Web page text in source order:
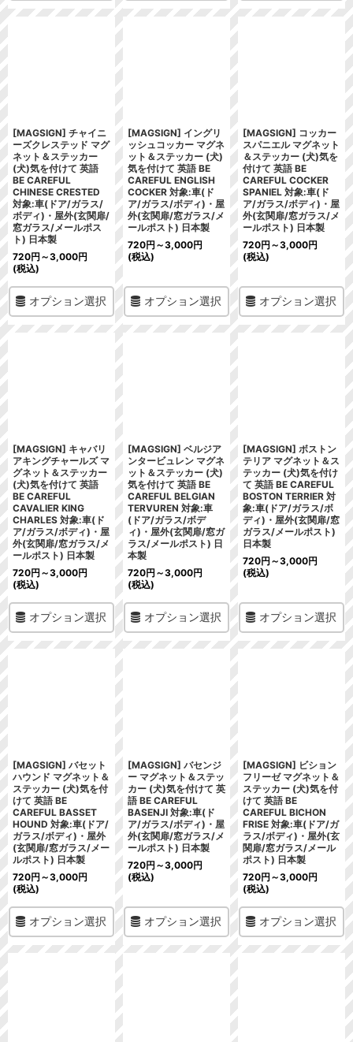
[MAGSIGN] チャイニ
ーズクレステッド マグ
ネット＆ステッカー
(犬)気を付けて 英語
BE CAREFUL
CHINESE CRESTED
対象:車(ドア/ガラス/
ボディ)・屋外(玄関扉/
窓ガラス/メールポス
ト) 日本製
720円 ～3,000円
(税込)
オプション選択
[MAGSIGN] イングリ
ッシュコッカー マグネ
ット＆ステッカー (犬)
気を付けて 英語 BE
CAREFUL ENGLISH
COCKER 対象:車(ド
ア/ガラス/ボディ)・屋
外(玄関扉/窓ガラス/メ
ールポスト) 日本製
720円 ～3,000円
(税込)
オプション選択
[MAGSIGN] コッカー
スパニエル マグネット
＆ステッカー (犬)気を
付けて 英語 BE
CAREFUL COCKER
SPANIEL 対象:車(ド
ア/ガラス/ボディ)・屋
外(玄関扉/窓ガラス/メ
ールポスト) 日本製
720円 ～3,000円
(税込)
オプション選択
[MAGSIGN] キャバリ
アキングチャールズ マ
グネット＆ステッカー
(犬)気を付けて 英語
BE CAREFUL
CAVALIER KING
CHARLES 対象:車(ド
ア/ガラス/ボディ)・屋
外(玄関扉/窓ガラス/メ
ールポスト) 日本製
720円 ～3,000円
(税込)
オプション選択
[MAGSIGN] ベルジア
ンタービュレン マグネ
ット＆ステッカー (犬)
気を付けて 英語 BE
CAREFUL BELGIAN
TERVUREN 対象:車
(ドア/ガラス/ボデ
ィ)・屋外(玄関扉/窓ガ
ラス/メールポスト) 日
本製
720円 ～3,000円
(税込)
オプション選択
[MAGSIGN] ボストン
テリア マグネット＆ス
テッカー (犬)気を付け
て 英語 BE CAREFUL
BOSTON TERRIER 対
象:車(ドア/ガラス/ボ
ディ)・屋外(玄関扉/窓
ガラス/メールポスト)
日本製
720円 ～3,000円
(税込)
オプション選択
[MAGSIGN] バセット
ハウンド マグネット＆
ステッカー (犬)気を付
けて 英語 BE
CAREFUL BASSET
HOUND 対象:車(ドア/
ガラス/ボディ)・屋外
(玄関扉/窓ガラス/メー
ルポスト) 日本製
720円 ～3,000円
(税込)
オプション選択
[MAGSIGN] バセンジ
ー マグネット＆ステッ
カー (犬)気を付けて 英
語 BE CAREFUL
BASENJI 対象:車(ド
ア/ガラス/ボディ)・屋
外(玄関扉/窓ガラス/メ
ールポスト) 日本製
720円 ～3,000円
(税込)
オプション選択
[MAGSIGN] ビション
フリーゼ マグネット＆
ステッカー (犬)気を付
けて 英語 BE
CAREFUL BICHON
FRISE 対象:車(ドア/ガ
ラス/ボディ)・屋外(玄
関扉/窓ガラス/メール
ポスト) 日本製
720円 ～3,000円
(税込)
オプション選択